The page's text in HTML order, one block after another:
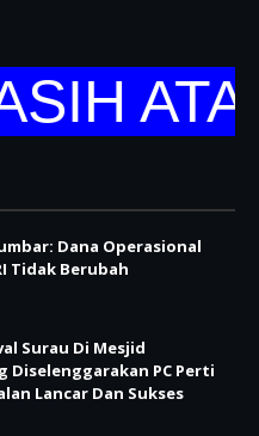
Dana Operasional
Tidak Berubah
Surau Di Mesjid
Diselenggarakan PC Perti
Lancar Dan Sukses